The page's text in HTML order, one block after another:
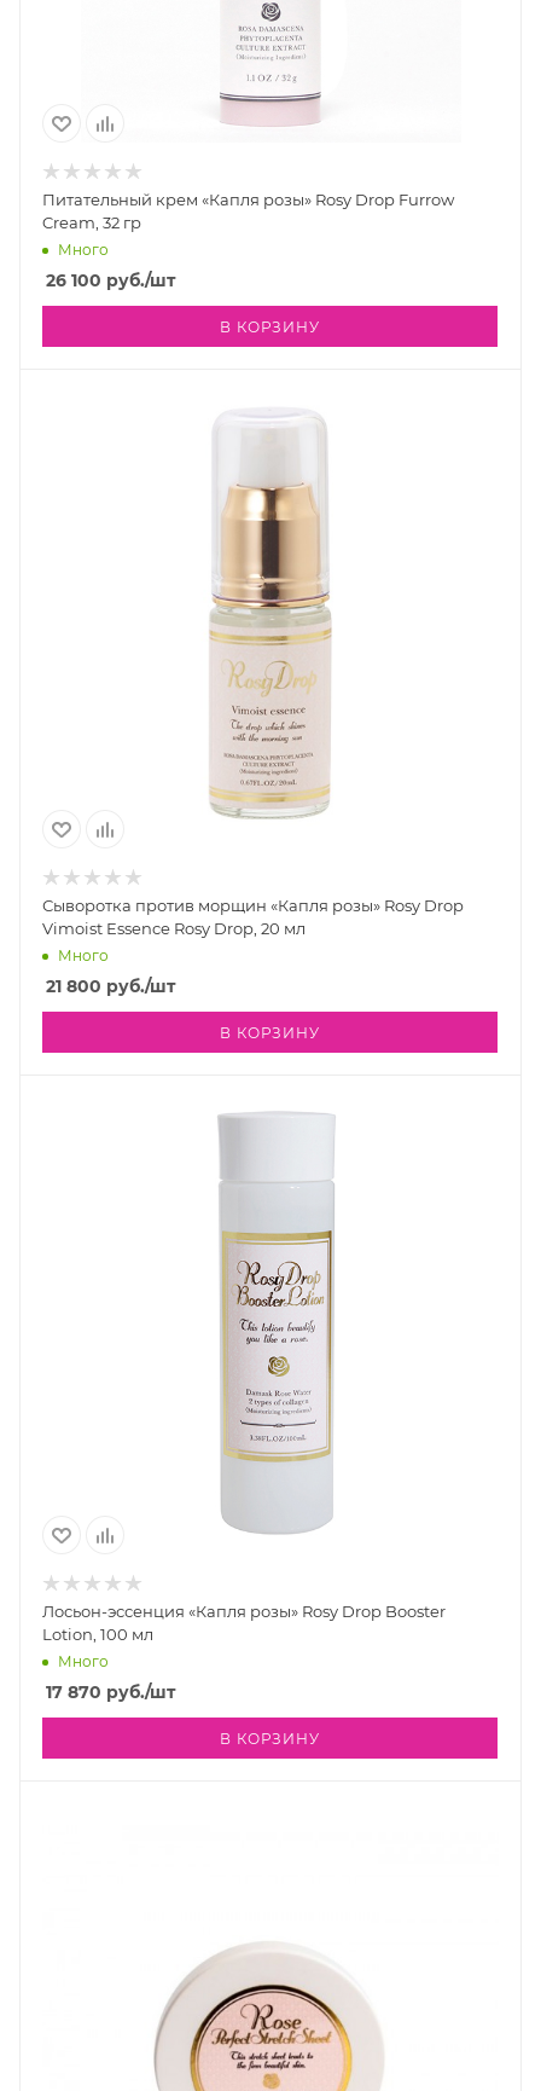
Питательный крем «Капля розы» Rosy Drop Furrow
Cream, 32 гр
Много
26 100 руб./шт
В КОРЗИНУ
Сыворотка против морщин «Капля розы» Rosy Drop
Vimoist Essence Rosy Drop, 20 мл
Много
21 800 руб./шт
В КОРЗИНУ
Лосьон-эссенция «Капля розы» Rosy Drop Booster
Lotion, 100 мл
Много
17 870 руб./шт
В КОРЗИНУ